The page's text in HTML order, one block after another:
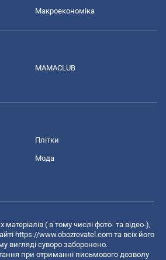
Макроекономіка
MAMACLUB
Плітки
Мода
( в тому числі фото- та відео-),
https://www.obozrevatel.com та всіх його
вигляді суворо заборонено.
при отриманні письмового дозволу